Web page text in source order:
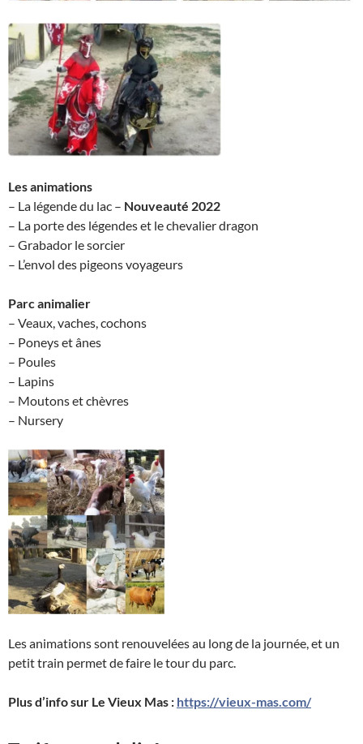
Les animations
– La légende du lac – Nouveauté 2022
– La porte des légendes et le chevalier dragon
– Grabador le sorcier
– L’envol des pigeons voyageurs
Parc animalier
– Veaux, vaches, cochons
– Poneys et ânes
– Poules
– Lapins
– Moutons et chèvres
– Nursery
Les animations sont renouvelées au long de la journée, et un
petit train permet de faire le tour du parc.
Plus d’info sur Le Vieux Mas : https://vieux-mas.com/